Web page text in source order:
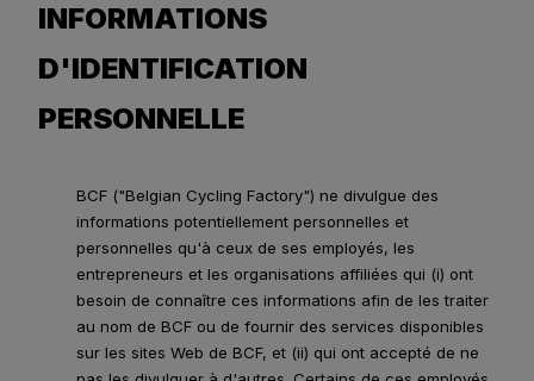
INFORMATIONS
D'IDENTIFICATION
PERSONNELLE
BCF ("Belgian Cycling Factory") ne divulgue des
informations potentiellement personnelles et
personnelles qu'à ceux de ses employés, les
entrepreneurs et les organisations affiliées qui (i) ont
besoin de connaître ces informations afin de les traiter
au nom de BCF ou de fournir des services disponibles
sur les sites Web de BCF, et (ii) qui ont accepté de ne